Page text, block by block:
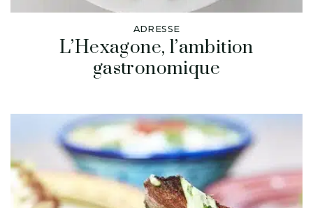
ADRESSE
L’Hexagone, l’ambition
gastronomique